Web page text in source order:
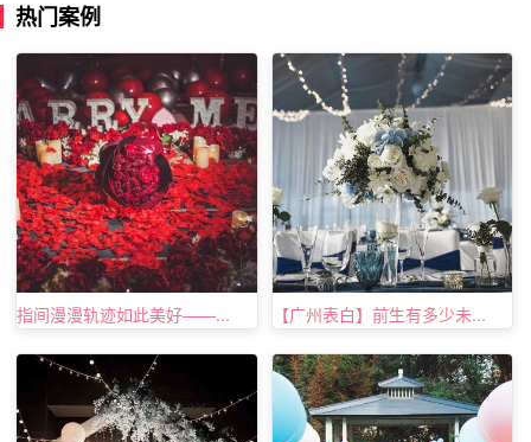
求婚道具气球：彩色气球求婚
想要利用气球求婚，其实有非常多的方式，其中最常用
的一种就是利用彩色气球来营造一个浪漫的求婚场景，然后
华丽丽的向女友求婚。将各种各样的彩色气球放在室内求婚
场景里面，营造出浪漫的求婚氛围。当女友打开房门发现这
热门案例
指间漫漫轨迹如此美好——... 【广州表白】前生有多少未...